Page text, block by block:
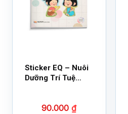
Sticker EQ – Nuôi
Dưỡng Trí Tuệ
Cùng 150 Sticker
90.000₫